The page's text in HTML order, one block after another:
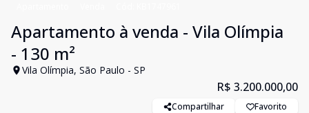
Apartamento à venda - Vila Olímpia
- 130 m²
Vila Olímpia, São Paulo - SP
R$ 3.200.000,00
Compartilhar Favorito